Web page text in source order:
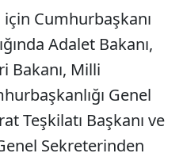
Cumhurbaşkanı
Adalet Bakanı,
Bakanı, Milli
Genel
Teşkilatı Başkanı ve
Sekreterinden